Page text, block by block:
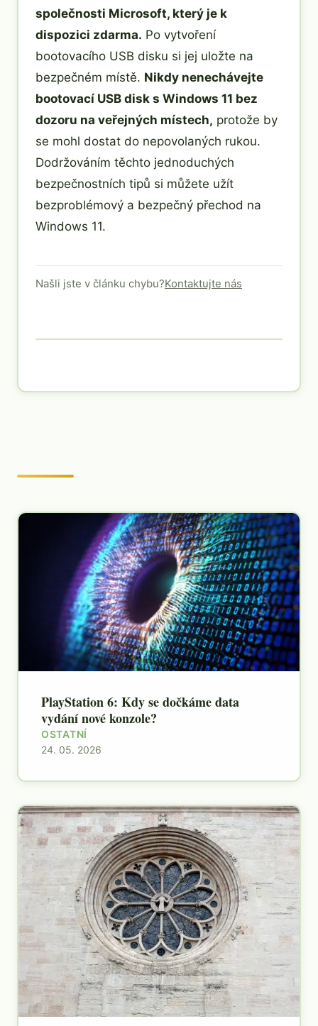
společnosti Microsoft, který je k
dispozici zdarma. Po vytvoření
bootovacího USB disku si jej uložte na
bezpečném místě. Nikdy nenechávejte
bootovací USB disk s Windows 11 bez
dozoru na veřejných místech, protože by
se mohl dostat do nepovolaných rukou.
Dodržováním těchto jednoduchých
bezpečnostních tipů si můžete užít
bezproblémový a bezpečný přechod na
Windows 11.
Našli jste v článku chybu?Kontaktujte nás
PlayStation 6: Kdy se dočkáme data
vydání nové konzole?
OSTATNÍ
24. 05. 2026